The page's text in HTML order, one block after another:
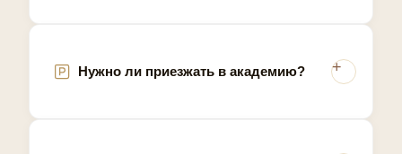
Нужно ли приезжать в академию?